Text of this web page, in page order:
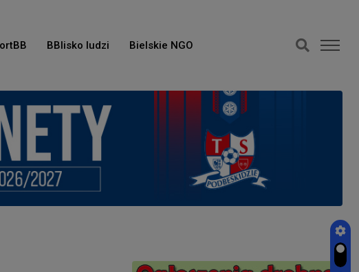
BBlisko ludzi Bielskie NGO